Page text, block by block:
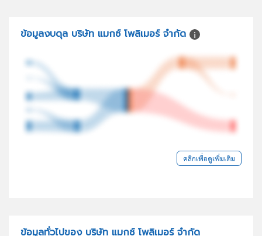
ข้อมูลงบดุล บริษัท แมกซ์ โพลิเมอร์ จำกัด
คลิกเพื่อดูเพิ่มเติม
ข้อมูลทั่วไปของ บริษัท แมกซ์ โพลิเมอร์ จำกัด